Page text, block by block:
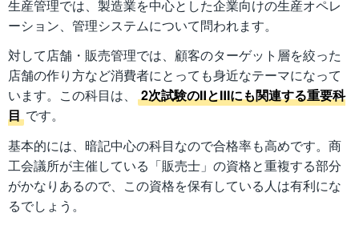
生産管理では、製造業を中心とした企業向けの生産オペレ
ーション、管理システムについて問われます。
対して店舗・販売管理では、顧客のターゲット層を絞った
店舗の作り方など消費者にとっても身近なテーマになって
います。この科目は、
2次試験のⅡとⅢにも関連する重要科
目 です。
基本的には、暗記中心の科目なので合格率も高めです。商
工会議所が主催している「販売士」の資格と重複する部分
がかなりあるので、この資格を保有している人は有利にな
るでしょう。